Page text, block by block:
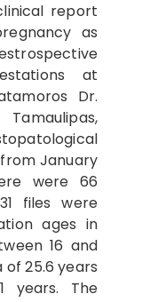
report
as
at
Dr.
January
were 66
files were
ages in
16 and
of 25.6 years
years. The